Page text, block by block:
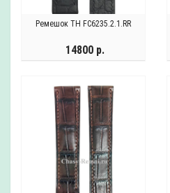
Ремешок TH FC6235.2.1.RR
14800 р.